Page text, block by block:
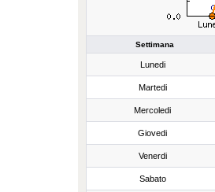
Settimana
Lunedi
Martedi
Mercoledi
Giovedi
Venerdi
Sabato